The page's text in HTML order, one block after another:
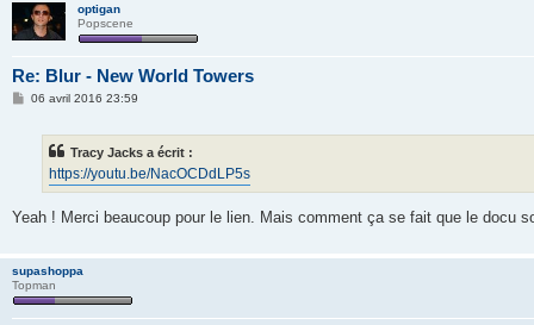
optigan
Popscene
Re: Blur - New World Towers
M06 avril 2016 23:59
Tracy Jacks a écrit :
https://youtu.be/NacOCDdLP5s
Yeah ! Merci beaucoup pour le lien. Mais comment ça se fait que le
supashoppa
Topman